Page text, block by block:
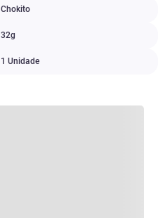
Chokito
32g
1 Unidade